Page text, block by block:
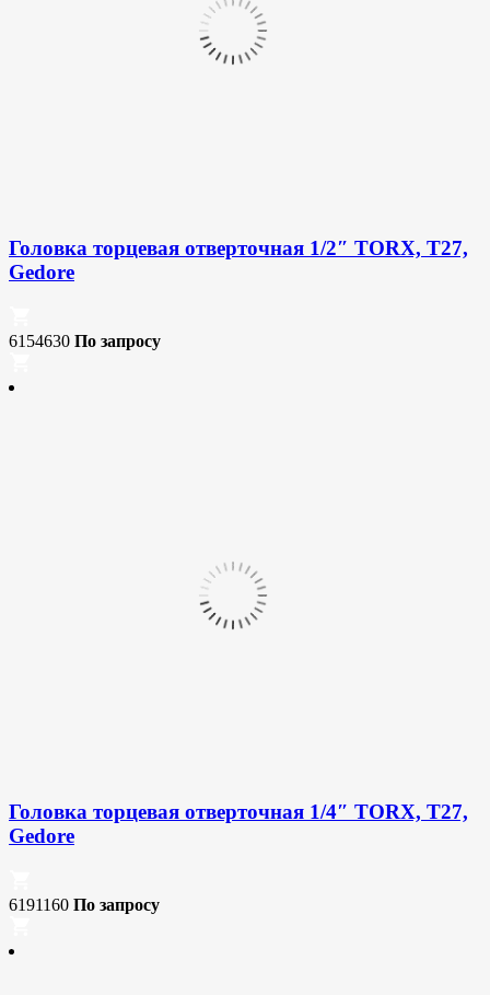
Головка торцевая отверточная 1/2″ TORX, T27,
Gedore
6154630 По запросу
Головка торцевая отверточная 1/4″ TORX, T27,
Gedore
6191160 По запросу